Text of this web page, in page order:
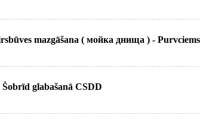
mazgāšana ( мойка днища ) -
glabašanā CSDD